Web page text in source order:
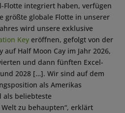
Flotte integriert haben, verfügen
größte globale Flotte in unserer
wird unsere exklusive
Key eröffnen, gefolgt von der
auf Half Moon Cay im Jahr 2026,
und dann fünften Excel-
2028 […]. Wir sind auf dem
als Amerikas
als beliebteste
zu behaupten“, erklärt